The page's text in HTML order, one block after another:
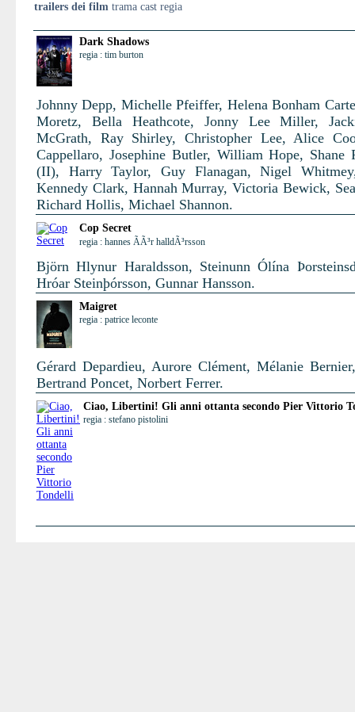
trailers dei film trama cast regia
Dark Shadows
regia : tim burton
Johnny Depp, Michelle Pfeiffer, Helena Bonham
Moretz, Bella Heathcote, Jonny Lee Miller,
McGrath, Ray Shirley, Christopher Lee, Alice
Cappellaro, Josephine Butler, William Hope, Shane
(II), Harry Taylor, Guy Flanagan, Nigel
Kennedy Clark, Hannah Murray, Victoria Bewick,
Richard Hollis, Michael Shannon.
Cop Secret
regia : hannes ÃÃ³r halldÃ³rsson
Björn Hlynur Haraldsson, Steinunn Ólína
Hróar Steinþórsson, Gunnar Hansson.
Maigret
regia : patrice leconte
Gérard Depardieu, Aurore Clément, Mélanie
Bertrand Poncet, Norbert Ferrer.
Ciao, Libertini! Gli anni ottanta secondo Pier Vittorio
regia : stefano pistolini